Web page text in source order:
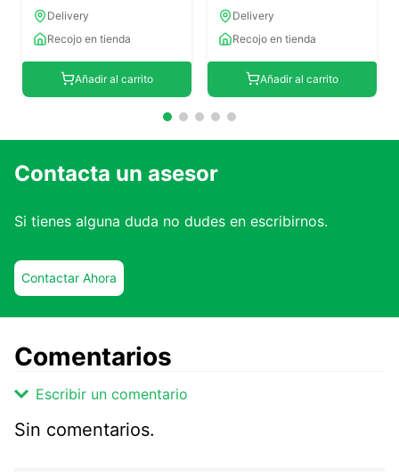
Delivery
Recojo en tienda
Añadir al carrito
Delivery
Recojo en tienda
Añadir al carrito
Contacta un asesor
Si tienes alguna duda no dudes en escribirnos.
Contactar Ahora
Comentarios
Escribir un comentario
Sin comentarios.